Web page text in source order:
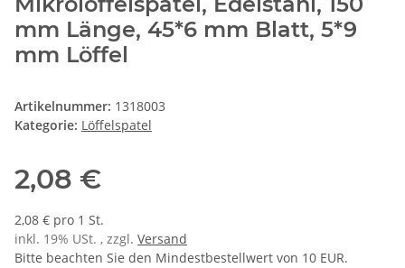
mm Länge, 45*6 mm Blatt, 5*9
mm Löffel
Artikelnummer: 1318003
Kategorie: Löffelspatel
2,08 €
2,08 € pro 1 St.
inkl. 19% USt. , zzgl. Versand
Bitte beachten Sie den Mindestbestellwert von 10 EUR.